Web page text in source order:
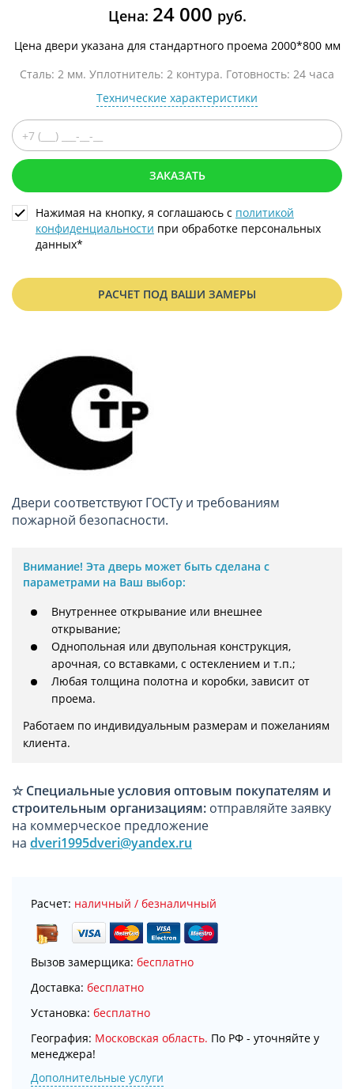
Цена: 24 000 руб.
Цена двери указана для стандартного проема 2000*800 мм
Сталь: 2 мм. Уплотнитель: 2 контура. Готовность: 24 часа
Технические характеристики
ЗАКАЗАТЬ
Нажимая на кнопку, я соглашаюсь с политикой
конфиденциальности при обработке персональных
данных*
РАСЧЕТ ПОД ВАШИ ЗАМЕРЫ
Двери соответствуют ГОСТу и требованиям
пожарной безопасности.
Внимание! Эта дверь может быть сделана с
параметрами на Ваш выбор:
Внутреннее открывание или внешнее
открывание;
Однопольная или двупольная конструкция,
арочная, со вставками, с остеклением и т.п.;
Любая толщина полотна и коробки, зависит от
проема.
Работаем по индивидуальным размерам и пожеланиям
клиента.
☆Специальные условия оптовым покупателям и
строительным организациям: отправляйте заявку
на коммерческое предложение
на dveri1995dveri@yandex.ru
Расчет: наличный / безналичный
Вызов замерщика: бесплатно
Доставка: бесплатно
Установка: бесплатно
География: Московская область. По РФ - уточняйте у
менеджера!
Дополнительные услуги